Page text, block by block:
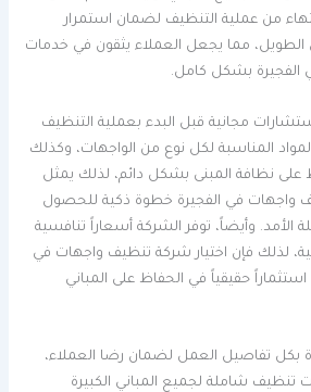
من عملية التنظيف لضمان استمرار
الطويل، مما يجعل العملاء يثقون في خدمات
بشكل كامل.
مجانية قبل البدء بعملية التنظيف
المناسبة لكل نوع من الواجهات، وكذلك
على نظافة المبنى بشكل دائم، لذلك يمثل
واجهات في الفجيرة خطوة ذكية للحصول
الأمد. وأيضاً، توفر الشركة أسعاراً تنافسية
لذلك فإن اختيار شركة تنظيف واجهات في
حقيقياً في الحفاظ على المباني
بكل تفاصيل العمل لضمان رضا العملاء،
تنظيف شاملة لجميع المباني الكبيرة